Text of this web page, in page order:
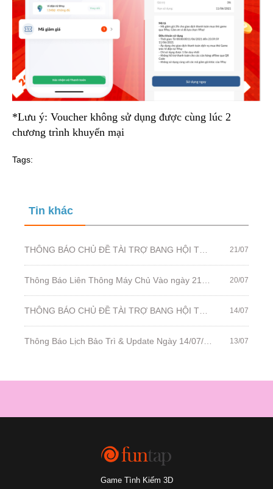
*Lưu ý: Voucher không sử dụng được cùng lúc 2
chương trình khuyến mại
Tags:
Tin khác
THÔNG BÁO CHỦ ĐỀ TÀI TRỢ BANG HỘI TUẦN 127: KỶ NIỆM BANG HỘI 21/07
Thông Báo Liên Thông Máy Chủ Vào ngày 21/07/2021 20/07
THÔNG BÁO CHỦ ĐỀ TÀI TRỢ BANG HỘI TUẦN 126: ĐIỂM DANH BANG HỘI 14/07
Thông Báo Lịch Bảo Trì & Update Ngày 14/07/2021 13/07
Game Tình Kiếm 3D